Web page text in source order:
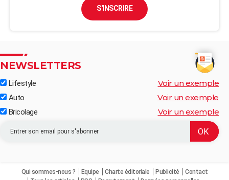
S'INSCRIRE
NEWSLETTERS
Lifestyle Voir un exemple
Auto Voir un exemple
Bricolage Voir un exemple
Qui sommes-nous ? Equipe Charte éditoriale Publicité
Contact